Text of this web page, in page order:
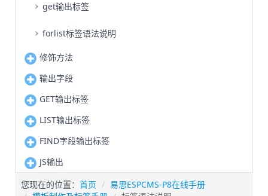
get输出标签
forlist标签语法说明
修饰方法
输出字段
GET输出标签
LIST输出标签
FIND字段输出标签
JS输出
您现在的位置： 首页
易思ESPCMS-P8在线手册